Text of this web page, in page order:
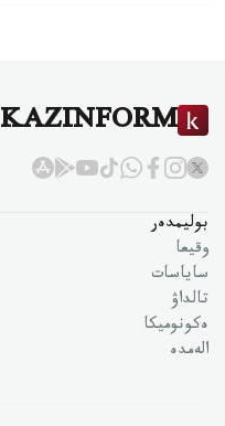
KAZINFORM
بوليمدەر
وقيعا
ساياسات
تالداۋ
ەكونوميكا
الەمدە